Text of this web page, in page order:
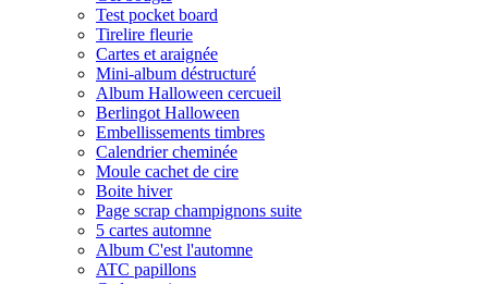
Test pocket board
Tirelire fleurie
Cartes et araignée
Mini-album déstructuré
Album Halloween cercueil
Berlingot Halloween
Embellissements timbres
Calendrier cheminée
Moule cachet de cire
Boite hiver
Page scrap champignons suite
5 cartes automne
Album C'est l'automne
ATC papillons